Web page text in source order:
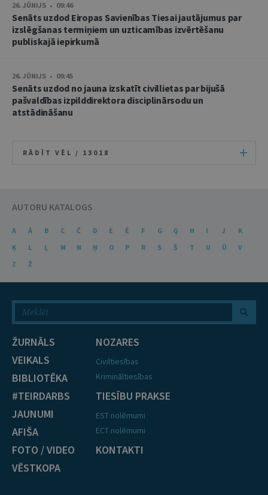
26. JŪNIJS • 09:46
Senāts uzdod Eiropas Savienības Tiesai jautājumus par
izslēgšanas termiņiem un uzticamības izvērtēšanu
publiskajā iepirkumā
26. JŪNIJS • 09:45
Senāts uzdod no jauna izskatīt civillietas par bijušā
pašvaldības izpilddirektora disciplinārsodu un
atstādināšanu
RĀDĪT VĒL / 13018
AUTORU KATALOGS
A Ā B C Č D E Ē F G Ģ H I J
K
Ķ
L Ļ M N Ņ O P R S Š T U Ū
V
Z
Ž
ŽURNĀLS
VEIKALS
BIBLIOTĒKA
#TEIRDARBS
JAUNUMI
AFIŠA
FOTO / VIDEO
VĒSTKOPA
NOZARES
Civiltiesības
Krimināltiesības
TIESĪBU PRAKSE
EST nolēmumi
ECT nolēmumi
KONTAKTI